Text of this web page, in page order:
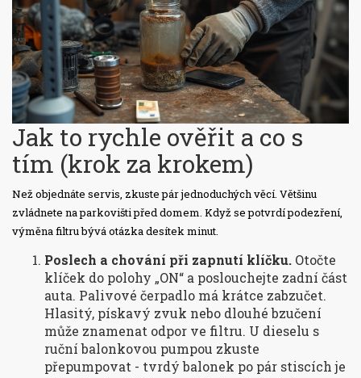
Jak to rychle ověřit a co s
tím (krok za krokem)
Než objednáte servis, zkuste pár jednoduchých věcí. Většinu
zvládnete na parkovišti před domem. Když se potvrdí podezření,
výměna filtru bývá otázka desítek minut.
Poslech a chování při zapnutí klíčku. Otočte
klíček do polohy „ON“ a poslouchejte zadní část
auta. Palivové čerpadlo má krátce zabzučet.
Hlasitý, pískavý zvuk nebo dlouhé bzučení
může znamenat odpor ve filtru. U dieselu s
ruční balonkovou pumpou zkuste
přepumpovat - tvrdý balonek po pár stiscích je